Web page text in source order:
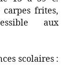
frites,
aux
scolaires :